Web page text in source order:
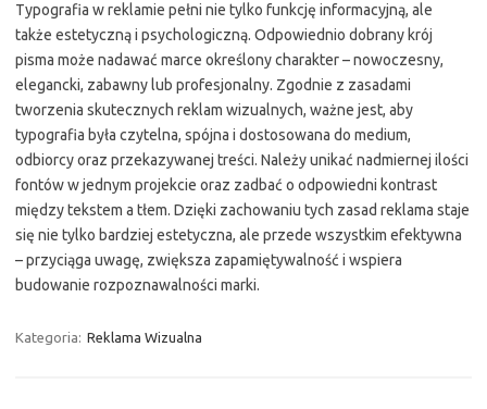
Typografia w reklamie pełni nie tylko funkcję informacyjną, ale
także estetyczną i psychologiczną. Odpowiednio dobrany krój
pisma może nadawać marce określony charakter – nowoczesny,
elegancki, zabawny lub profesjonalny. Zgodnie z zasadami
tworzenia skutecznych reklam wizualnych, ważne jest, aby
typografia była czytelna, spójna i dostosowana do medium,
odbiorcy oraz przekazywanej treści. Należy unikać nadmiernej ilości
fontów w jednym projekcie oraz zadbać o odpowiedni kontrast
między tekstem a tłem. Dzięki zachowaniu tych zasad reklama staje
się nie tylko bardziej estetyczna, ale przede wszystkim efektywna
– przyciąga uwagę, zwiększa zapamiętywalność i wspiera
budowanie rozpoznawalności marki.
Kategoria: Reklama Wizualna